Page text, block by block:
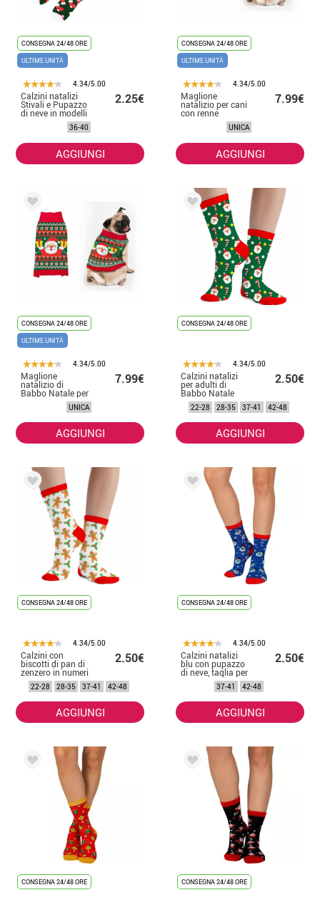
CONSEGNA 24/48 ORE
ULTIME UNITÀ
4.34/5.00
Calzini natalizi
Stivali e Pupazzo
di neve in modelli
adulti assortiti
2.25€
36-40
AGGIUNGI
CONSEGNA 24/48 ORE
ULTIME UNITÀ
4.34/5.00
Maglione
natalizio per cani
con renne
7.99€
UNICA
AGGIUNGI
CONSEGNA 24/48 ORE
ULTIME UNITÀ
4.34/5.00
Maglione
natalizio di
Babbo Natale per
7.99€
UNICA
AGGIUNGI
CONSEGNA 24/48 ORE
4.34/5.00
Calzini natalizi
per adulti di
Babbo Natale
2.50€
22-28 28-35 37-41 42-48
AGGIUNGI
CONSEGNA 24/48 ORE
4.34/5.00
Calzini con
biscotti di pan di
zenzero in numeri
da 22 a 48
2.50€
22-28 28-35 37-41 42-48
AGGIUNGI
CONSEGNA 24/48 ORE
4.34/5.00
Calzini natalizi
blu con pupazzo
di neve, taglia per
bambini 22-28
2.50€
37-41 42-48
AGGIUNGI
CONSEGNA 24/48 ORE CONSEGNA 24/48 ORE